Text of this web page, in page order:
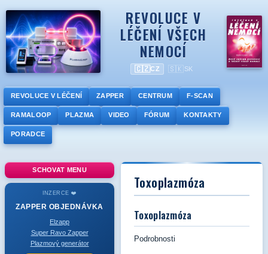
REVOLUCE V
LÉČENÍ VŠECH
NEMOCÍ
🇨🇿CZ 🇸🇰SK
REVOLUCE V LÉČENÍ ZAPPER CENTRUM F-SCAN
RAMALOOP PLAZMA VIDEO FÓRUM KONTAKTY
PORADCE
SCHOVAT MENU
INZERCE ❤️
ZAPPER OBJEDNÁVKA
Elzapp
Super Ravo Zapper
Plazmový generátor
Toxoplazmóza
Toxoplazmóza
Podrobnosti